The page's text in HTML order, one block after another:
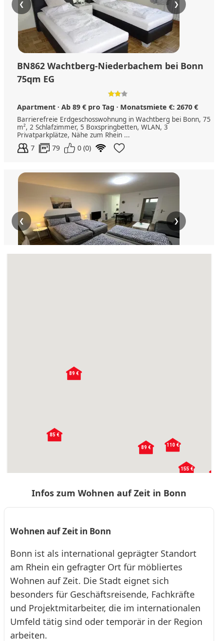
❮ ❯
BN862 Wachtberg-Niederbachem bei Bonn
75qm EG
Apartment · Ab 89 € pro Tag · Monatsmiete €: 2670 €
Barrierefreie Erdgeschosswohnung in Wachtberg bei Bonn, 75
m², 2 Schlafzimmer, 5 Boxspringbetten, WLAN, 3
Privatparkplätze, Nähe zum Rhein ...
7 79 0 (0)
❮ ❯
❯
BN864 Bonn Bad Godesberg 105qm 9
Exklusives Penthouse in Bonn, 105 m², 2 Schlafzimmer, 2
Duschbäder, große Terrasse, WLAN, kostenlose Parkplätze,
ideal für bis zu ...
9 105 0 (0)
❮ ❯
BN868 Hausboot Lorenzo auf dem Rhein
90qm bei Bonn
155 €
155 €
155 €
89 €
89 € 110 €
110 €
110 €
85 €
89 €
Infos zum Wohnen auf Zeit in Bonn
Wohnen auf Zeit in Bonn
Bonn ist als international geprägter Standort
am Rhein ein gefragter Ort für möbliertes
Wohnen auf Zeit. Die Stadt eignet sich
besonders für Geschäftsreisende, Fachkräfte
und Projektmitarbeiter, die im internationalen
Umfeld tätig sind oder temporär in der Region
arbeiten.